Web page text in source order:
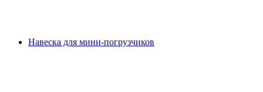
Навеска для мини-погрузчиков